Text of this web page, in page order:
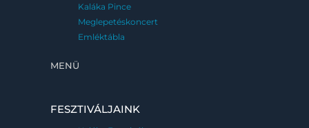
Kaláka Pince
Meglepetéskoncert
Emléktábla
MENÜ
FESZTIVÁLJAINK